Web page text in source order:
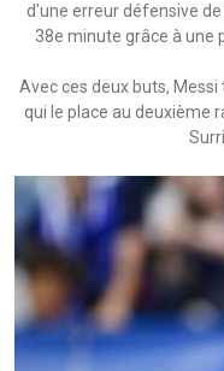
d'une erreur défensive
38e minute grâce à une
Avec ces deux buts,
qui le place au deuxième